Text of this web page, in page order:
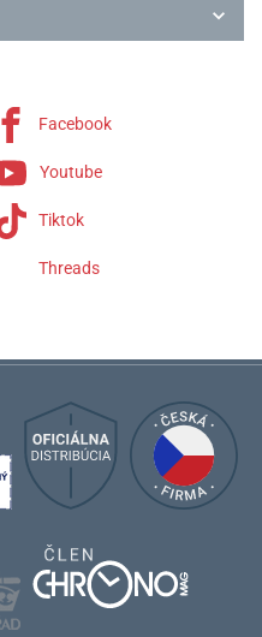
Facebook
Youtube
Tiktok
Threads